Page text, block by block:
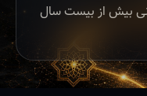
بیش از بیست سال